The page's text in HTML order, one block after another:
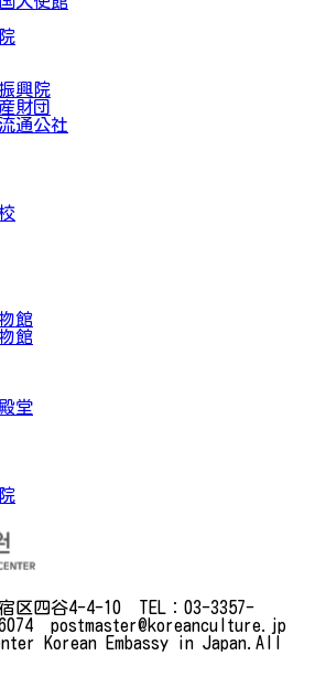
興院
財団
通公社
館
館
堂
区四谷4-4-10 TEL：03-3357-
postmaster@koreanculture.jp
Korean Embassy in Japan.All